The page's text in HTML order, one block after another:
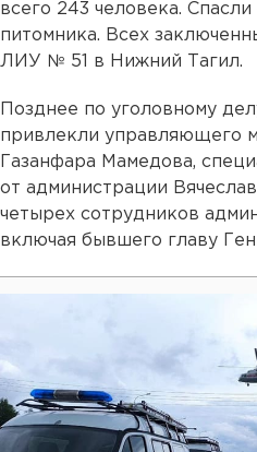
всего 243 человека.
питомника. Всех
ЛИУ № 51 в Нижний Тагил.
Позднее по уголовному
привлекли управляющего
Газанфара Мамедова,
от администрации
четырех сотрудников
включая бывшего главу